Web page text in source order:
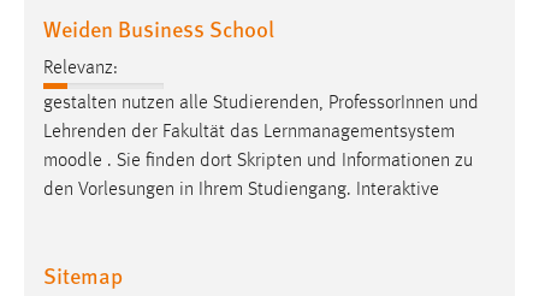
Weiden Business School
Relevanz:
gestalten nutzen alle Studierenden, ProfessorInnen und
Lehrenden der Fakultät das Lernmanagementsystem
moodle . Sie finden dort Skripten und Informationen zu
den Vorlesungen in Ihrem Studiengang. Interaktive
Sitemap